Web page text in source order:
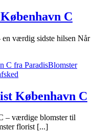
C
værdig sidste hilsen Når
København C
– værdige blomster til
florist [...]